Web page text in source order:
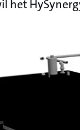
het